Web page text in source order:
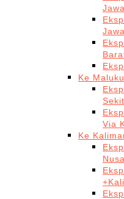
Ke Maluku
Via
Ke